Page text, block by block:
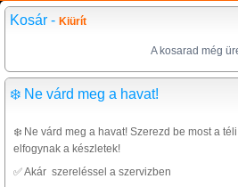
Kosár - Kiürít
A kosarad még
❄️ Ne várd meg a havat!
❄️ Ne várd meg a havat! Szerezd be most a
elfogynak a készletek!
✅ Akár szereléssel a szervizben